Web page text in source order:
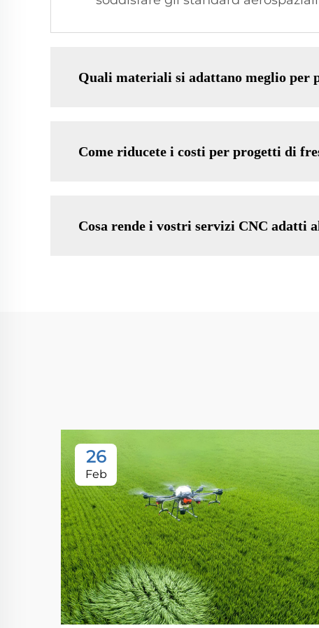
Quali materiali si adattano meglio per
Come riducete i costi per progetti di
Cosa rende i vostri servizi CNC adatti
26
Feb